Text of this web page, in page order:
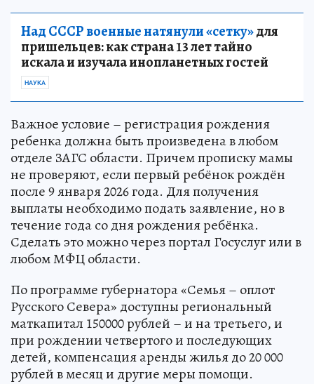
Над СССР военные натянули «сетку»для
пришельцев: как страна 13 лет тайно
искала и изучала инопланетных гостей
НАУКА
Важное условие – регистрация рождения
ребенка должна быть произведена в любом
отделе ЗАГС области. Причем прописку мамы
не проверяют, если первый ребёнок рождён
после 9 января 2026 года. Для получения
выплаты необходимо подать заявление, но в
течение года со дня рождения ребёнка.
Сделать это можно через портал Госуслуг или в
любом МФЦ области.
По программе губернатора «Семья – оплот
Русского Севера» доступны региональный
маткапитал 150000 рублей – и на третьего, и
при рождении четвертого и последующих
детей, компенсация аренды жилья до 20 000
рублей в месяц и другие меры помощи.